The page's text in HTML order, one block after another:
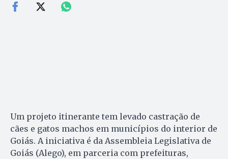
Um projeto itinerante tem levado castração de
cães e gatos machos em municípios do interior de
Goiás. A iniciativa é da Assembleia Legislativa de
Goiás (Alego), em parceria com prefeituras,